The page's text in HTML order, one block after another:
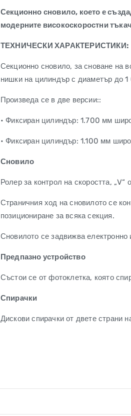
Секционно сновило, което е
модерните високоскоростни
ТЕХНИЧЕСКИ ХАРАКТЕРИСТИКИ:
Секционно сновило, за сноване на
нишки на цилиндър с диаметър до
Произведа се в две версии::
• Фиксиран цилиндър: 1.700 мм
• Фиксиран цилиндър: 1.100 мм
Сновило
Ролер за контрол на скоростта,
Страничния ход на сновилото се
позициониране за всяка секция.
Сновилото се задвижва
Предпазно устройство
Състои се от фотоклетка, която
Спирачки
Дискови спирачки от двете страни